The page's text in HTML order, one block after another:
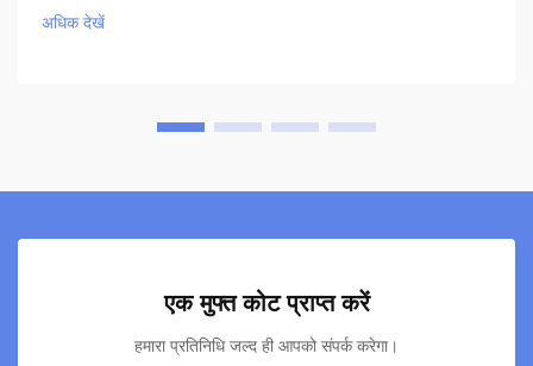
अधिक देखें
एक मुफ्त कोट प्राप्त करें
हमारा प्रतिनिधि जल्द ही आपको संपर्क करेगा।